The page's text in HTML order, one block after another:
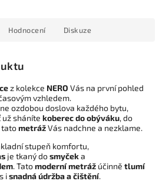
Hodnocení Diskuze
z kolekce NERO Vás na první pohled
vzhledem.
ozdobou doslova každého bytu,
sháníte koberec do obýváku, do
tatometrážVás nadchne a nezklame.
stupeň komfortu,
je tkaný dosmyčeka
. Tatomoderní metráž účinně tlumí
isnadná údržba a čištění.